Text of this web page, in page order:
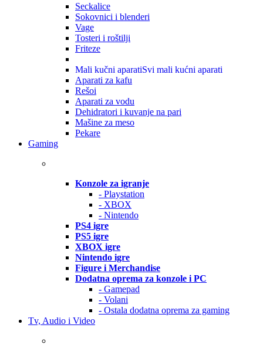
Seckalice
Sokovnici i blenderi
Vage
Tosteri i roštilji
Friteze
Mali kučni aparatiSvi mali kućni aparati
Aparati za kafu
Rešoi
Aparati za vodu
Dehidratori i kuvanje na pari
Mašine za meso
Pekare
Gaming
Konzole za igranje
- Playstation
- XBOX
- Nintendo
PS4 igre
PS5 igre
XBOX igre
Nintendo igre
Figure i Merchandise
Dodatna oprema za konzole i PC
- Gamepad
- Volani
- Ostala dodatna oprema za gaming
Tv, Audio i Video